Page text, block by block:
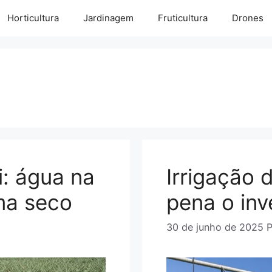
Horticultura Jardinagem Fruticultura Drones
água na
seco
Irrigação
pena o
30 de junho de 2025